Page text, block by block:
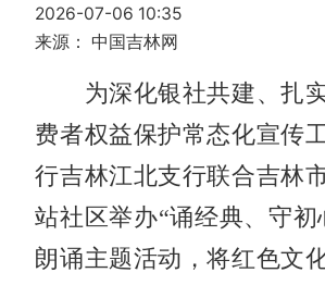
2026-07-06 10:35
来源： 中国吉林网
为深化银社共建、扎实
费者权益保护常态化宣传
行吉林江北支行联合吉林
站社区举办“诵经典、守初
朗诵主题活动，将红色文